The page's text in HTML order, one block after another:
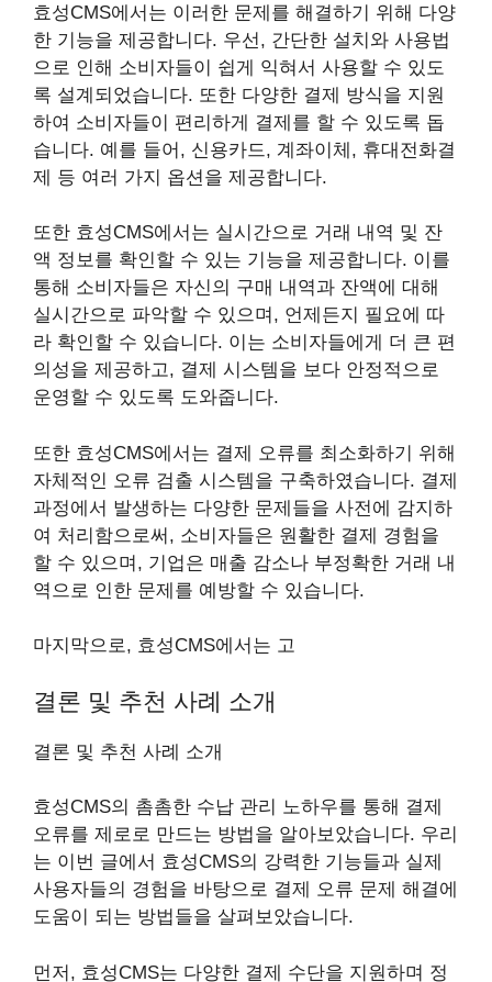
효성CMS에서는 이러한 문제를 해결하기 위해 다양
한 기능을 제공합니다. 우선, 간단한 설치와 사용법
으로 인해 소비자들이 쉽게 익혀서 사용할 수 있도
록 설계되었습니다. 또한 다양한 결제 방식을 지원
하여 소비자들이 편리하게 결제를 할 수 있도록 돕
습니다. 예를 들어, 신용카드, 계좌이체, 휴대전화결
제 등 여러 가지 옵션을 제공합니다.
또한 효성CMS에서는 실시간으로 거래 내역 및 잔
액 정보를 확인할 수 있는 기능을 제공합니다. 이를
통해 소비자들은 자신의 구매 내역과 잔액에 대해
실시간으로 파악할 수 있으며, 언제든지 필요에 따
라 확인할 수 있습니다. 이는 소비자들에게 더 큰 편
의성을 제공하고, 결제 시스템을 보다 안정적으로
운영할 수 있도록 도와줍니다.
또한 효성CMS에서는 결제 오류를 최소화하기 위해
자체적인 오류 검출 시스템을 구축하였습니다. 결제
과정에서 발생하는 다양한 문제들을 사전에 감지하
여 처리함으로써, 소비자들은 원활한 결제 경험을
할 수 있으며, 기업은 매출 감소나 부정확한 거래 내
역으로 인한 문제를 예방할 수 있습니다.
마지막으로, 효성CMS에서는 고
결론 및 추천 사례 소개
결론 및 추천 사례 소개
효성CMS의 촘촘한 수납 관리 노하우를 통해 결제
오류를 제로로 만드는 방법을 알아보았습니다. 우리
는 이번 글에서 효성CMS의 강력한 기능들과 실제
사용자들의 경험을 바탕으로 결제 오류 문제 해결에
도움이 되는 방법들을 살펴보았습니다.
먼저, 효성CMS는 다양한 결제 수단을 지원하며 정